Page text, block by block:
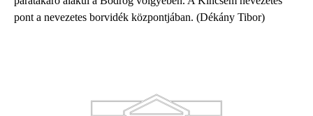
pont a nevezetes borvidék központjában. (Dékány Tibor)